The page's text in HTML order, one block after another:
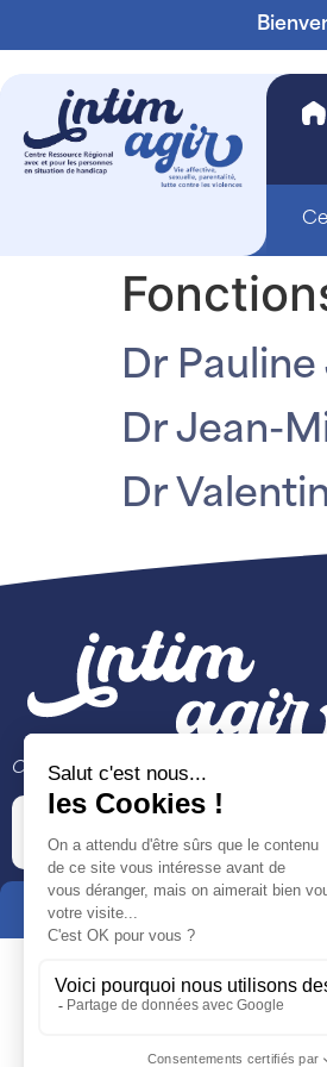
Dr
Dr Jean-
Dr
Ce site est porté par
Mentions légales et Conditions